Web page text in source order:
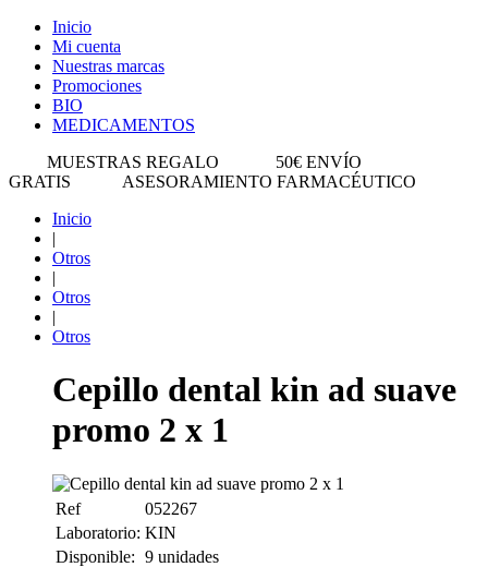
Inicio
Mi cuenta
Nuestras marcas
Promociones
BIO
MEDICAMENTOS
MUESTRAS REGALO
50€ ENVÍO
GRATIS
ASESORAMIENTO FARMACÉUTICO
Inicio
|
Otros
|
Otros
|
Otros
Cepillo dental kin ad suave
promo 2 x 1
Ref
052267
Laboratorio: KIN
Disponible: 9 unidades